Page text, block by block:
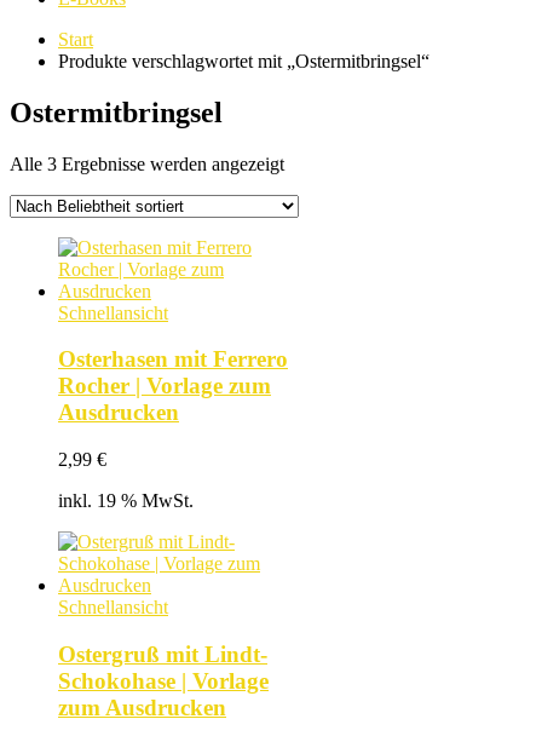
Start
Produkte verschlagwortet mit „Ostermitbringsel“
Ostermitbringsel
Alle 3 Ergebnisse werden angezeigtNach
sortiert
Schnellansicht
Osterhasen mit Ferrero
Rocher | Vorlage zum
Ausdrucken
2,99 €
inkl. 19 % MwSt.
Schnellansicht
Ostergruß mit Lindt-
Schokohase | Vorlage
zum Ausdrucken